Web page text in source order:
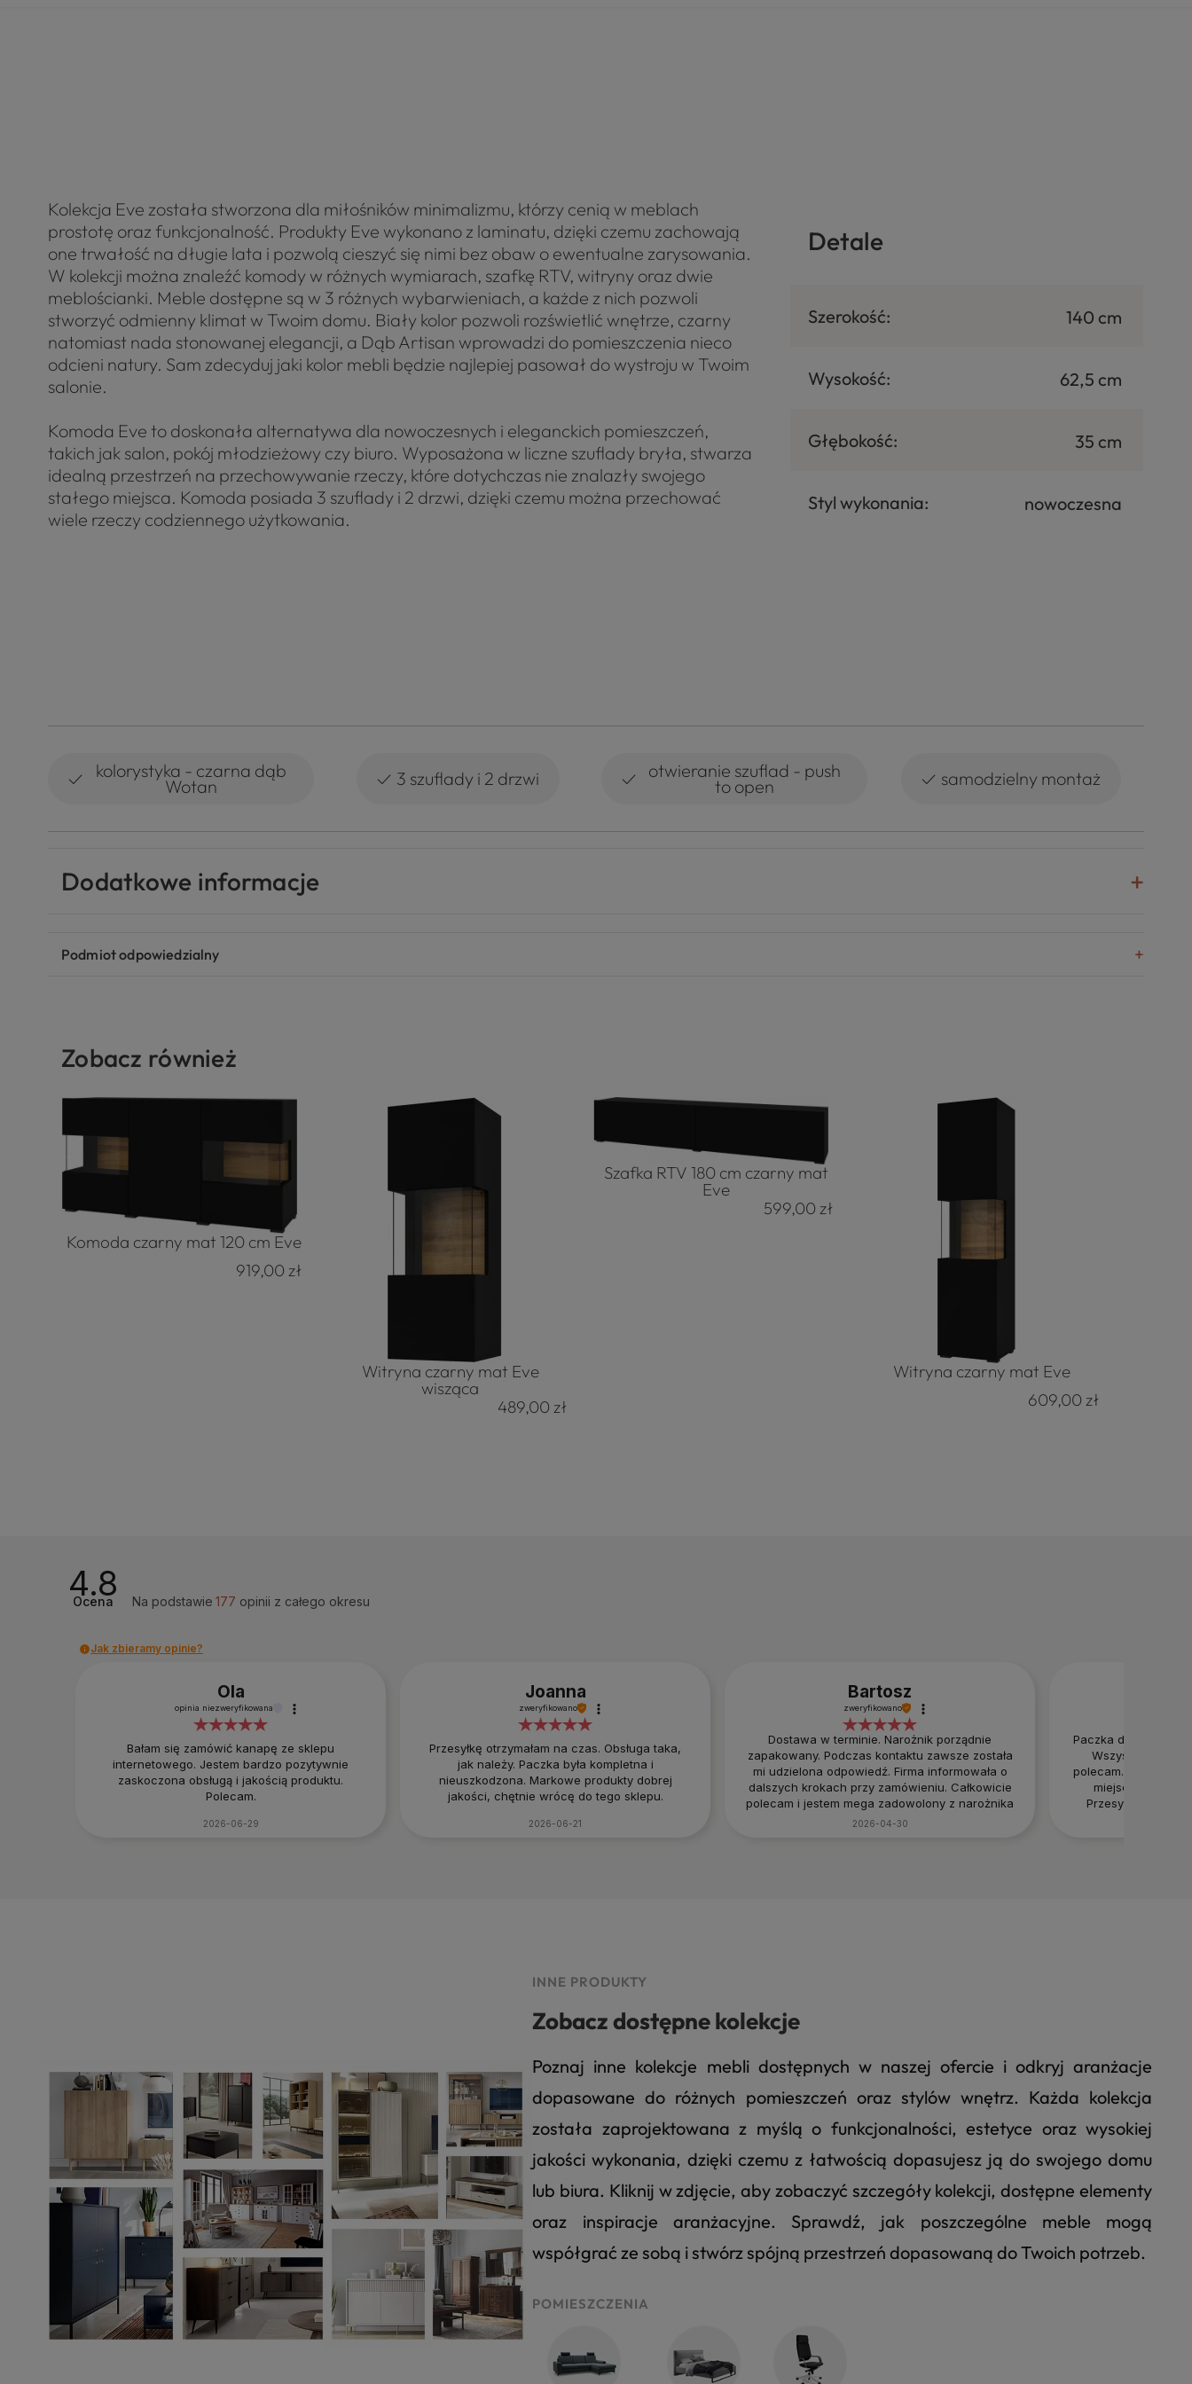
Kolekcja Eve została stworzona dla miłośników minimalizmu, którzy cenią w meblach
prostotę oraz funkcjonalność. Produkty Eve wykonano z laminatu, dzięki czemu zachowają
one trwałość na długie lata i pozwolą cieszyć się nimi bez obaw o ewentualne zarysowania.
W kolekcji można znaleźć komody w różnych wymiarach, szafkę RTV, witryny oraz dwie
meblościanki. Meble dostępne są w 3 różnych wybarwieniach, a każde z nich pozwoli
stworzyć odmienny klimat w Twoim domu. Biały kolor pozwoli rozświetlić wnętrze, czarny
natomiast nada stonowanej elegancji, a Dąb Artisan wprowadzi do pomieszczenia nieco
odcieni natury. Sam zdecyduj jaki kolor mebli będzie najlepiej pasował do wystroju w Twoim
salonie.
Komoda Eve to doskonała alternatywa dla nowoczesnych i eleganckich pomieszczeń,
takich jak salon, pokój młodzieżowy czy biuro. Wyposażona w liczne szuflady bryła, stwarza
idealną przestrzeń na przechowywanie rzeczy, które dotychczas nie znalazły swojego
stałego miejsca. Komoda posiada 3 szuflady i 2 drzwi, dzięki czemu można przechować
wiele rzeczy codziennego użytkowania.
Detale
Szerokość: 140 cm
Wysokość: 62,5 cm
Głębokość: 35 cm
Styl wykonania: nowoczesna
✓ kolorystyka - czarna dąb
Wotan ✓ 3 szuflady i 2 drzwi ✓ otwieranie szuflad - push
to open ✓ samodzielny montaż
Dodatkowe informacje
Podmiot odpowiedzialny
Zobacz również
Komoda czarny mat 120 cm Eve
919,00 zł
Witryna czarny mat Eve
wisząca
489,00 zł
Szafka RTV 180 cm czarny mat
Eve
599,00 zł
Witryna czarny mat Eve
609,00 zł
4.8
Ocena Na podstawie 177 opinii z całego okresu
Jak zbieramy opinie?
Ola
opinia niezweryfikowana
Bałam się zamówić kanapę ze sklepu
internetowego. Jestem bardzo pozytywnie
zaskoczona obsługą i jakością produktu.
Polecam.
2026-06-29
Joanna
zweryfikowano
Przesyłkę otrzymałam na czas. Obsługa taka,
jak należy. Paczka była kompletna i
nieuszkodzona. Markowe produkty dobrej
jakości, chętnie wrócę do tego sklepu.
2026-06-21
Bartosz
zweryfikowano
Dostawa w terminie. Narożnik porządnie
zapakowany. Podczas kontaktu zawsze została
mi udzielona odpowiedź. Firma informowała o
dalszych krokach przy zamówieniu. Całkowicie
polecam i jestem mega zadowolony z narożnika
:) Można zaufać i brać w ciemno!
2026-04-30
Paczka dotarła do
Wszystko ok.
polecam. Dobry
miejscach warto
Przesympatyczna
INNE PRODUKTY
Zobacz dostępne kolekcje
Poznaj inne kolekcje mebli dostępnych w naszej ofercie i odkryj aranżacje
dopasowane do różnych pomieszczeń oraz stylów wnętrz. Każda kolekcja
została zaprojektowana z myślą o funkcjonalności, estetyce oraz wysokiej
jakości wykonania, dzięki czemu z łatwością dopasujesz ją do swojego domu
lub biura. Kliknij w zdjęcie, aby zobaczyć szczegóły kolekcji, dostępne elementy
oraz inspiracje aranżacyjne. Sprawdź, jak poszczególne meble mogą
współgrać ze sobą i stwórz spójną przestrzeń dopasowaną do Twoich potrzeb.
POMIESZCZENIA